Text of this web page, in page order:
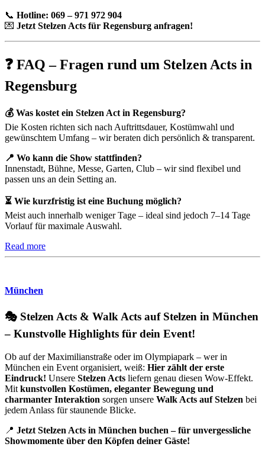
📞 Hotline: 069 – 971 972 904
💌 Jetzt Stelzen Acts für Regensburg anfragen!
❓ FAQ – Fragen rund um Stelzen Acts in
Regensburg
💰 Was kostet ein Stelzen Act in Regensburg?
Die Kosten richten sich nach Auftrittsdauer, Kostümwahl und
gewünschtem Umfang – wir beraten dich persönlich & transparent.
📍 Wo kann die Show stattfinden?
Innenstadt, Bühne, Messe, Garten, Club – wir sind flexibel und
passen uns an dein Setting an.
⏳ Wie kurzfristig ist eine Buchung möglich?
Meist auch innerhalb weniger Tage – ideal sind jedoch 7–14 Tage
Vorlauf für maximale Auswahl.
Read more
München
🎭 Stelzen Acts & Walk Acts auf Stelzen in München
– Kunstvolle Highlights für dein Event!
Ob auf der Maximilianstraße oder im Olympiapark – wer in
München ein Event organisiert, weiß: Hier zählt der erste
Eindruck! Unsere Stelzen Acts liefern genau diesen Wow-Effekt.
Mit kunstvollen Kostümen, eleganter Bewegung und
charmanter Interaktion sorgen unsere Walk Acts auf Stelzen bei
jedem Anlass für staunende Blicke.
📍 Jetzt Stelzen Acts in München buchen – für unvergessliche
Showmomente über den Köpfen deiner Gäste!